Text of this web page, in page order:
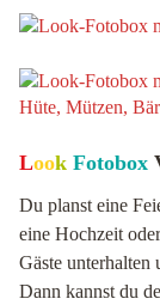
Look Fotobox
Du planst eine
eine Hochzeit
Gäste unterhalten
Dann kannst du